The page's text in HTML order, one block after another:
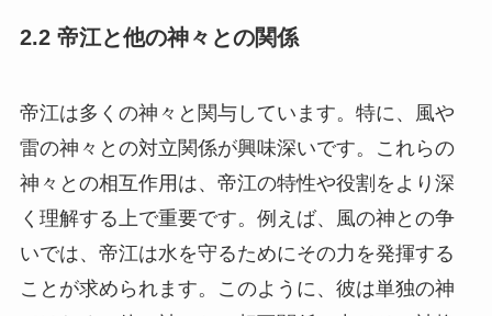
雷の神々との対立関係が興味深いです。これらの
神々との相互作用は、帝江の特性や役割をより深
く理解する上で重要です。例えば、風の神との争
いでは、帝江は水を守るためにその力を発揮する
ことが求められます。このように、彼は単独の神
ではなく、他の神々との相互関係の中でその神格